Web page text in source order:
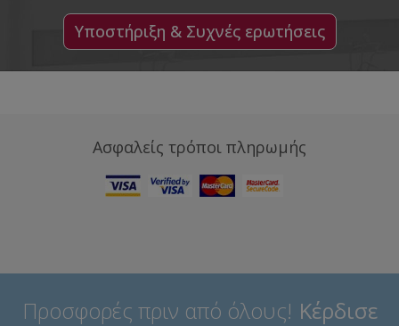
Υποστήριξη & Συχνές ερωτήσεις
Ασφαλείς τρόποι πληρωμής
Προσφορές πριν από όλους! Κέρδισε